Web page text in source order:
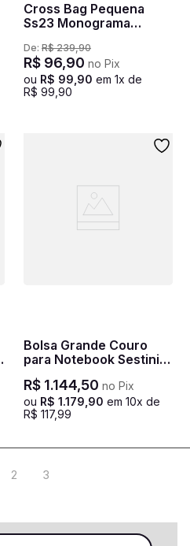
Cross Bag Pequena
Ss23 Monograma
De: R$ 239,90
R$ 96,90 no Pix
ou R$ 99 90 em 1x de
R$ 99 90
Bolsa Grande Couro
para Notebook Sestini
Bulls Marrom - Café
R$ 1.144,50 no Pix
ou R$ 1.179 90 em 10x de
R$ 117,99
2 3